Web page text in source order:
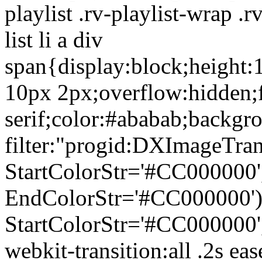
playlist .rv-playlist-wrap
list li a div
10px
webkit-transition:all .2s